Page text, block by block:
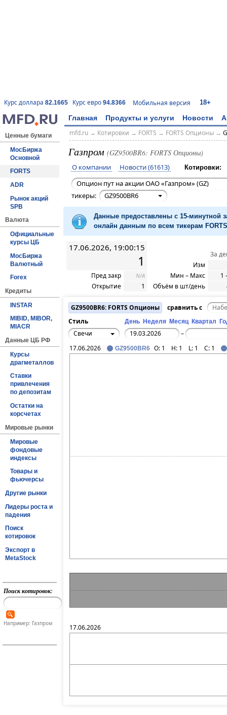
Курс доллара 82.1665 Курс евро 94.8366 Мобильная версия 18+
Главная Продукты и услуги Новости
Ценные бумаги
МосБиржа
Основной
FORTS
ADR
Рынок акций
SPB
Валюта
Официальные
курсы ЦБ
МосБиржа
Валютный
Forex
Кредиты
INSTAR
MIBID, MIBOR,
MIACR
Данные ЦБ РФ
Курсы
драгметаллов
Ставки
привлечения
по депозитам
Остатки на
корсчетах
Мировые рынки
Мировые
фондовые
индексы
Товары и
фьючерсы
Другие рынки
Лидеры роста и
падения
Поиск
котировок
Экспорт в
MetaStock
Поиск котировок:
Например: Газпром
mfd.ru→ Котировки → FORTS → FORTS Опционы→
Газпром (GZ9500BR6: FORTS Опционы)
О компании Новости (61613) Котировки:
Опцион пут на акции ОАО «Газпром» (GZ)
тикеры:
GZ9500BR6
Данные предоставлены с 15-минутной
онлайн данным по всем тикерам
17.06.2026, 19:00:15
1
Пред закр N/A
Открытие 1
За
Изм
Мин – Макс
1
Объём в шт/день
GZ9500BR6: FORTS Опционы
сравнить с
Стиль
День Неделя Месяц Квартал
Свечи
–
17.06.2026
GZ9500BR6 O: 1 H: 1 L: 1 C: 1
17.06.2026